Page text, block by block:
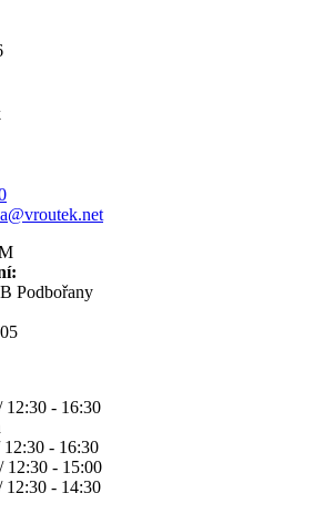
Podbořany
12:30 - 16:30
12:30 - 16:30
12:30 - 15:00
12:30 - 14:30